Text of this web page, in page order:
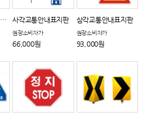
무단횡단금지휀스 세로형 사각교통안내표지판
권장소비자가
66,000원
삼각교통안내표지판
권장소비자가
93,000원